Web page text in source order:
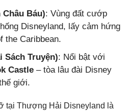
Châu Báu): Vùng đất cướp
Disneyland, lấy cảm hứng
the Caribbean.
Sách Truyện): Nổi bật với
Castle – tòa lâu đài Disney
giới.
tại Thượng Hải Disneyland là